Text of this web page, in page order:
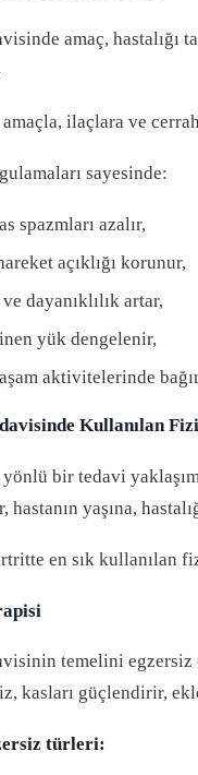
amaç, hastalığı
ilaçlara ve
sayesinde:
spazmları azalır,
açıklığı korunur,
dayanıklılık artar,
yük dengelenir,
aktivitelerinde
Kullanılan
bir tedavi
hastanın yaşına,
en sık kullanılan
temelini egzersiz
kasları güçlendirir,
türleri: